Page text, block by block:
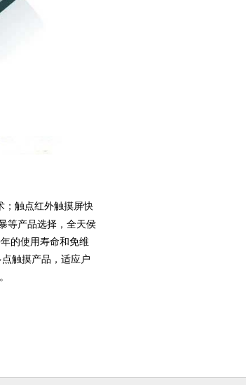
；触点红外触摸屏快
等产品选择，全天侯
的使用寿命和免维
触摸产品，适应户